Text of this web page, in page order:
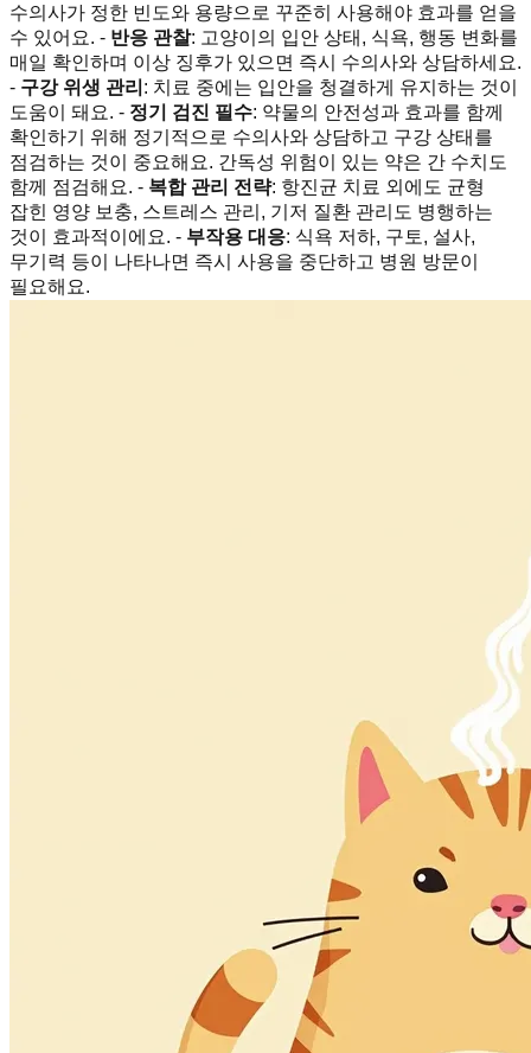
수의사가 정한 빈도와 용량으로 꾸준히 사용해야 효과를 얻을
수 있어요. - 반응 관찰: 고양이의 입안 상태, 식욕, 행동 변화를
매일 확인하며 이상 징후가 있으면 즉시 수의사와 상담하세요.
- 구강 위생 관리 : 치료 중에는 입안을 청결하게 유지하는 것이
도움이 돼요. - 정기 검진 필수: 약물의 안전성과 효과를 함께
확인하기 위해 정기적으로 수의사와 상담하고 구강 상태를
점검하는 것이 중요해요. 간독성 위험이 있는 약은 간 수치도
함께 점검해요. - 복합 관리 전략: 항진균 치료 외에도 균형
잡힌 영양 보충, 스트레스 관리, 기저 질환 관리도 병행하는
것이 효과적이에요. - 부작용 대응: 식욕 저하, 구토, 설사,
무기력 등이 나타나면 즉시 사용을 중단하고 병원 방문이
필요해요.